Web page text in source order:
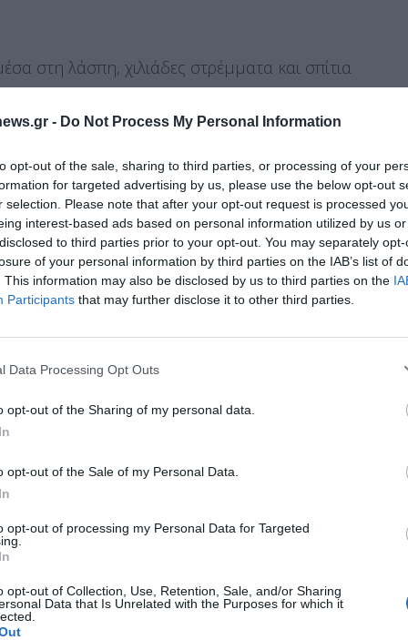
- Do Not Process My Personal Information
opt-out of the sale, sharing to third parties, or processing of your
for targeted advertising by us, please use the below opt-out
selection. Please note that after your opt-out request is processed
interest-based ads based on personal information utilized by us
to third parties prior to your opt-out. You may separately
of your personal information by third parties on the IAB’s list of
This information may also be disclosed by us to third parties on the
Participants that may further disclose it to other third parties.
Data Processing Opt Outs
opt-out of the Sharing of my personal data.
opt-out of the Sale of my Personal Data.
opt-out of processing my Personal Data for Targeted
opt-out of Collection, Use, Retention, Sale, and/or Sharing
Data that Is Unrelated with the Purposes for which it
Διαχείριση Συγκατάθεσης
την καλύτερη εμπειρία, χρησιμοποιούμε τεχνολογίες όπως cookies για
θα μας επιτρέψει να επεξεργαστούμε δεδομένα προσωπικού
ή η ανάκληση της συγκατάθεσης, μπορεί να επηρεάσει
λειτουργίες και δυνατότητες.
ΔΕΝ ΑΠΟΔΈΧΟΜΑΙ ΠΡΟΒΟΛΉ
στη λάσπη, χιλιάδες στρέμματα και σπίτια
στη λάσπη συνθέτουν ένα
η οποία κατέρρευσε.
με την Αλεξανδρινή, τα παραλιακά
και έβγαινε προς τον κεντρικό δρόμο
στην περιοχή του Παλαιοπύργου γίνεται
Θεσσαλονίκης στο ύψος της Λάρισας, ωστόσο
υποχώρηση των υδάτων.
και συγκεκριμένα της Καρδίτσας, των
του Δομοκού και των Φαρσάλων, τα νερά
οι οδικοί άξονες.